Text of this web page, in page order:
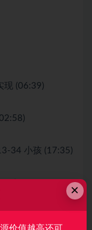
现 (06:39)
34 小孩 (17:35)
×